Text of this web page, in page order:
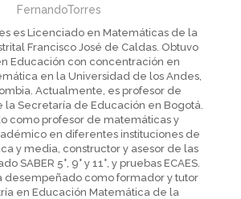
FernandoTorres
es Licenciado en Matemáticas de la
Francisco José de Caldas. Obtuvo
Educación con concentración en
en la Universidad de los Andes,
Actualmente, es profesor de
la Secretaría de Educación en Bogotá.
como profesor de matemáticas y
en diferentes instituciones de
y media, constructor y asesor de las
SABER 5°, 9° y 11°, y pruebas ECAES.
desempeñado como formador y tutor
en Educación Matemática de la